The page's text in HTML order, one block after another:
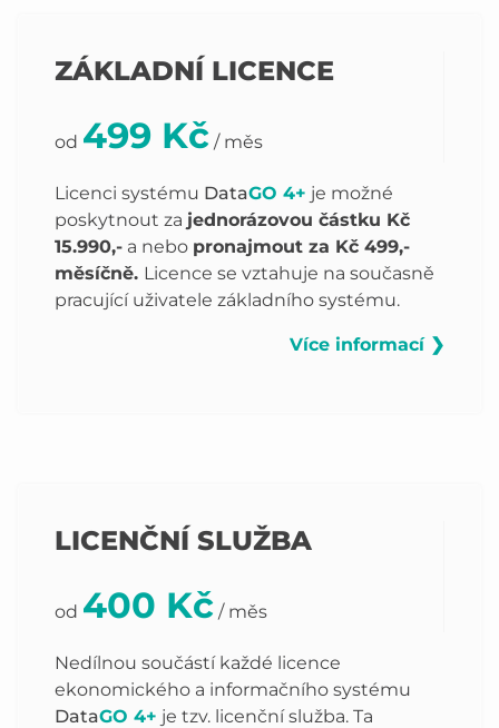
ZÁKLADNÍ LICENCE
od 499 Kč / měs
Licenci systému DataGO 4+ je možné
poskytnout za jednorázovou částku Kč
15.990,- a nebo pronajmout za Kč 499,-
měsíčně. Licence se vztahuje na současně
pracující uživatele základního systému.
Více informací ❯
LICENČNÍ SLUŽBA
od 400 Kč / měs
Nedílnou součástí každé licence
ekonomického a informačního systému
DataGO 4+ je tzv. licenční služba. Ta